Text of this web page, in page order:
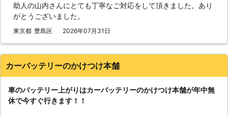
ッテリーに関するお悩みがありました
にも「救急」とありますように、緊急
いち早くお助けしたいという気持ちが
っておりますので、バッテリー上がり
お問い合わせください。
助人の山内さんにとても丁寧なご対応をして頂きました。あり
がとうございました。
東京都 豊島区 2026年07月31日
カーバッテリーのかけつけ本舗
車のバッテリー上がりはカーバッテリーのかけつけ本舗が年中無
休で今すぐ行きます！！